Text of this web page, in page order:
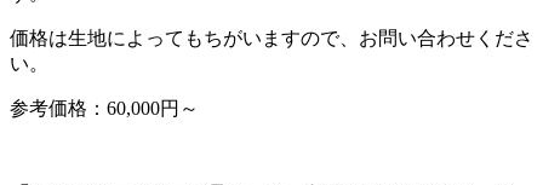
価格は生地によってもちがいますので、お問い合わせくださ
い。
参考価格：60,000円～